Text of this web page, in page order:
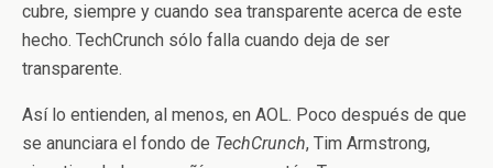
cubre, siempre y cuando sea transparente acerca de este
hecho. TechCrunch sólo falla cuando deja de ser
transparente.
Así lo entienden, al menos, en AOL. Poco después de que
se anunciara el fondo de TechCrunch, Tim Armstrong,